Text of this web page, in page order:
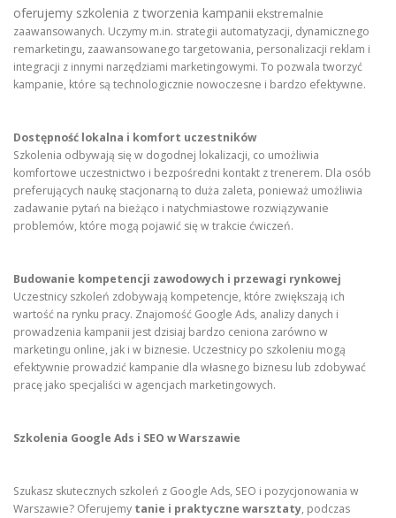
oferujemy szkolenia z tworzenia kampanii ekstremalnie
zaawansowanych. Uczymy m.in. strategii automatyzacji, dynamicznego
remarketingu, zaawansowanego targetowania, personalizacji reklam i
integracji z innymi narzędziami marketingowymi. To pozwala tworzyć
kampanie, które są technologicznie nowoczesne i bardzo efektywne.
Dostępność lokalna i komfort uczestników
Szkolenia odbywają się w dogodnej lokalizacji, co umożliwia
komfortowe uczestnictwo i bezpośredni kontakt z trenerem. Dla osób
preferujących naukę stacjonarną to duża zaleta, ponieważ umożliwia
zadawanie pytań na bieżąco i natychmiastowe rozwiązywanie
problemów, które mogą pojawić się w trakcie ćwiczeń.
Budowanie kompetencji zawodowych i przewagi rynkowej
Uczestnicy szkoleń zdobywają kompetencje, które zwiększają ich
wartość na rynku pracy. Znajomość Google Ads, analizy danych i
prowadzenia kampanii jest dzisiaj bardzo ceniona zarówno w
marketingu online, jak i w biznesie. Uczestnicy po szkoleniu mogą
efektywnie prowadzić kampanie dla własnego biznesu lub zdobywać
pracę jako specjaliści w agencjach marketingowych.
Szkolenia Google Ads i SEO w Warszawie
Szukasz skutecznych szkoleń z Google Ads, SEO i pozycjonowania w
Warszawie? Oferujemy tanie i praktyczne warsztaty, podczas